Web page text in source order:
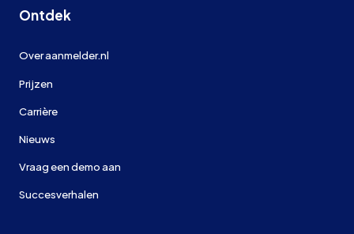
Ontdek
Over aanmelder.nl
Prijzen
Carrière
Nieuws
Vraag een demo aan
Succesverhalen